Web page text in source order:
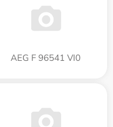
AEG F 96541 VI0